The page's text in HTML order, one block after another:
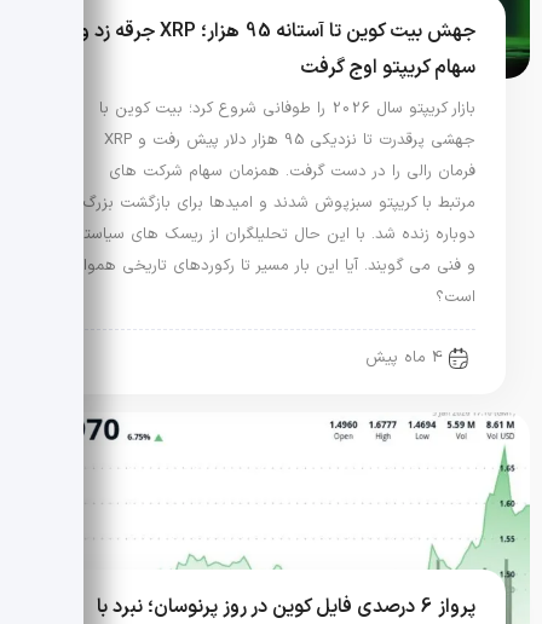
جهش بیت کوین تا آستانه 95 هزار؛ XRP جرقه زد و
سهام کریپتو اوج گرفت
بازار کریپتو سال 2026 را طوفانی شروع کرد؛ بیت کوین با
جهشی پرقدرت تا نزدیکی 95 هزار دلار پیش رفت و XRP
فرمان رالی را در دست گرفت. همزمان سهام شرکت های
مرتبط با کریپتو سبزپوش شدند و امیدها برای بازگشت بزرگ
دوباره زنده شد. با این حال تحلیلگران از ریسک های سیاستی
و فنی می گویند. آیا این بار مسیر تا رکوردهای تاریخی هموار
است؟
4 ماه پیش
پرواز 6 درصدی فایل کوین در روز پرنوسان؛ نبرد با